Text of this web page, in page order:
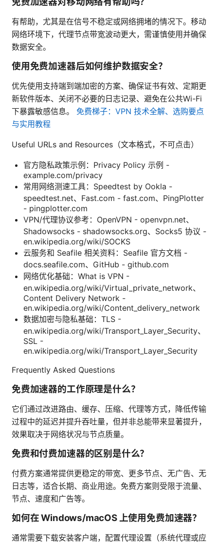
有帮助，尤其是在信号不稳定或网络拥堵的情况下。移动
网络环境下，代理节点带宽波动更大，需谨慎使用并确保
数据安全。
使用免费加速器后如何维护数据安全？
优先使用支持端到端加密的方案、确保证书有效、定期更
新软件版本、关闭不必要的日志记录、避免在公共Wi-Fi
下暴露敏感信息。 免费梯子：VPN 技术全解、选购要点
与实用教程
Useful URLs and Resources（文本格式，不可点击）
官方隐私政策示例：Privacy Policy 示例 -
example.com/privacy
常用网络测速工具：Speedtest by Ookla -
speedtest.net、Fast.com - fast.com、PingPlotter
- pingplotter.com
VPN/代理协议参考：OpenVPN - openvpn.net、
Shadowsocks - shadowsocks.org、Socks5 协议 -
en.wikipedia.org/wiki/SOCKS
云服务和 Seafile 相关资料：Seafile 官方文档 -
docs.seafile.com、GitHub - github.com
网络优化基础：What is VPN -
en.wikipedia.org/wiki/Virtual_private_network、
Content Delivery Network -
en.wikipedia.org/wiki/Content_delivery_network
数据加密与隐私基础：TLS -
en.wikipedia.org/wiki/Transport_Layer_Security、
SSL -
en.wikipedia.org/wiki/Transport_Layer_Security
Frequently Asked Questions
免费加速器的工作原理是什么？
它们通过改进路由、缓存、压缩、代理等方式，降低传输
过程中的延迟并提升吞吐量，但并非总能带来显著提升，
效果取决于网络状况与节点质量。
免费和付费加速器的区别是什么？
付费方案通常提供更稳定的带宽、更多节点、无广告、无
日志等，适合长期、商业用途。免费方案则受限于流量、
节点、速度和广告等。
如何在 Windows/macOS 上使用免费加速器？
通常需要下载安装客户端，配置代理设置（系统代理或应